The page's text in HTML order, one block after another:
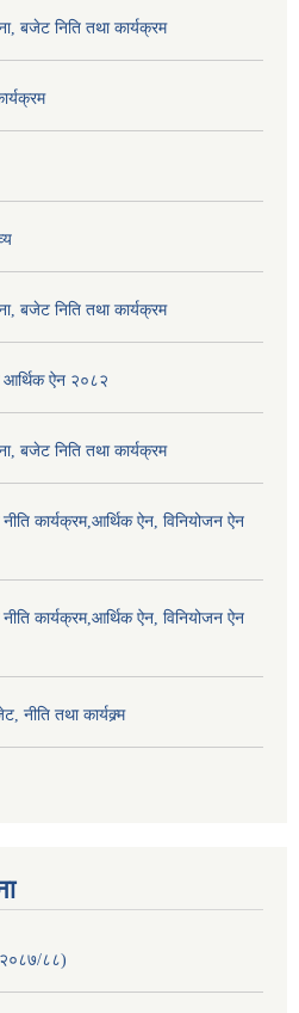
बजेट निति तथा कार्यक्रम
बजेट निति तथा कार्यक्रम
आर्थिक ऐन २०८२
बजेट निति तथा कार्यक्रम
कार्यक्रम,आर्थिक ऐन, विनियोजन ऐन
कार्यक्रम,आर्थिक ऐन, विनियोजन ऐन
नीति तथा कार्यक्र्म
२०८७/८८)